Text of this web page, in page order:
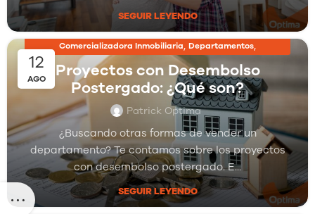
SEGUIR LEYENDO
12
AGO
Comercializadora Inmobiliaria, Departamentos,
Inmobiliarias Proyectos Inmobiliarios
Proyectos con Desembolso
Postergado: ¿Qué son?
Patrick Optima
¿Buscando otras formas de vender un
departamento? Te contamos sobre los proyectos
con desembolso postergado. E...
SEGUIR LEYENDO